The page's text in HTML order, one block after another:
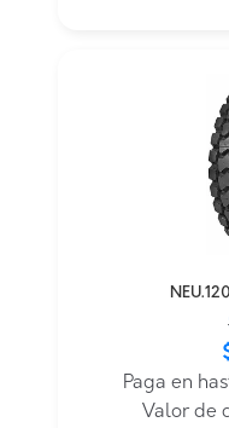
original
actual
Paga en
Valor de